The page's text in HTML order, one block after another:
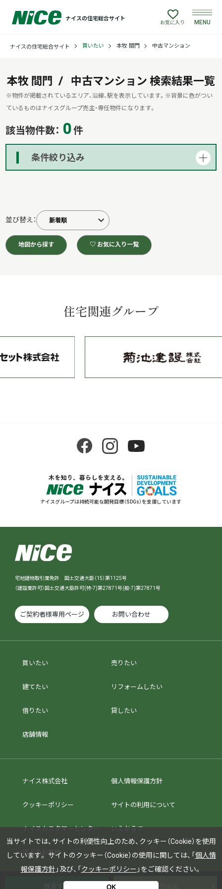
ナイスの住宅総合サイト
買いたい
売りたい
建てたい
店舗情報
お気に入り MENU
ナイスの住宅総合サイト 買いたい 本牧 間門 中古マンション
本牧 間門 中古マンション 検索結果一覧
※物件が掲載されているエリア、沿線、駅を表示しています。 ※背景に色がつい
ているものはナイスグループ売主・専任物件になります。
該当物件数： 0 件
条件絞り込み
並び替え：
地図から探す ♡ お気に入り一覧
住宅関連グループ
ナイスグループは持続可能な開発目標（SDGs）を支援しています
宅地建物取引業免許 国土交通大臣（15）第1125号
（建設業許可）国土交通大臣許可(特-7)第27871号(般-7)第27871号
ご契約者様専用ページ お問い合わせ
買いたい 売りたい
建てたい リフォームしたい
借りたい 貸したい
店舗情報
ナイス株式会社 個人情報保護方針
クッキーポリシー サイトの利用について
ナイスカスタマーセンター いえかるて
法人のお客様
当サイトでは、サイトの利便性向上のため、クッキー（Cookie）を使用
しています。
サイトのクッキー（Cookie）の使用に関しては、「 個人情
報保護方針 」及び、「 クッキーポリシー 」をご確認ください。
OK